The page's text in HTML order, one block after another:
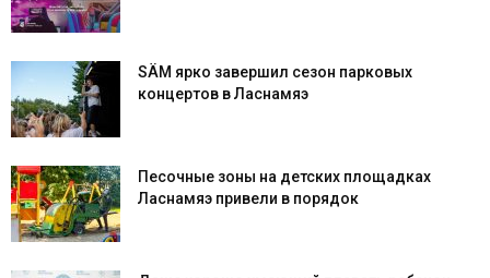
SÄM ярко завершил сезон парковых
концертов в Ласнамяэ
Песочные зоны на детских площадках
Ласнамяэ привели в порядок